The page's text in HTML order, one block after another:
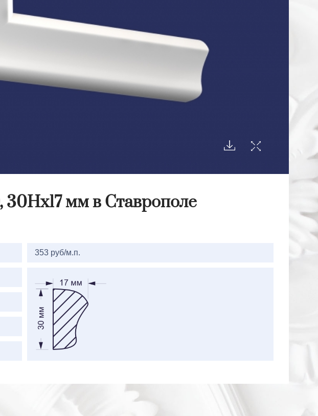
мм в Ставрополе
353 руб/м.п.